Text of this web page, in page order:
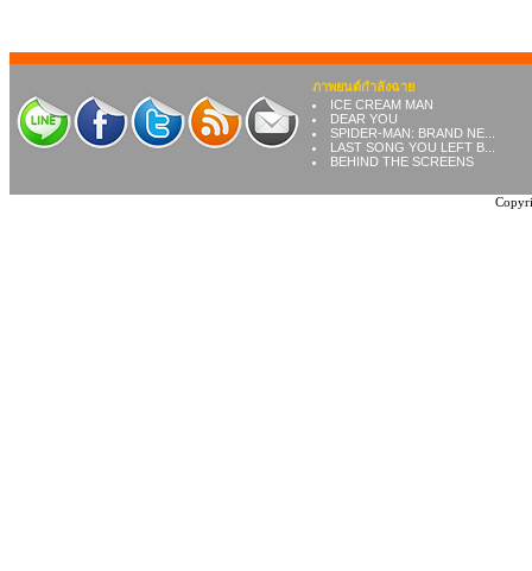
ภาพยนต์กำลังฉาย
ICE CREAM MAN
DEAR YOU
SPIDER-MAN: BRAND NE...
LAST SONG YOU LEFT B...
BEHIND THE SCREENS